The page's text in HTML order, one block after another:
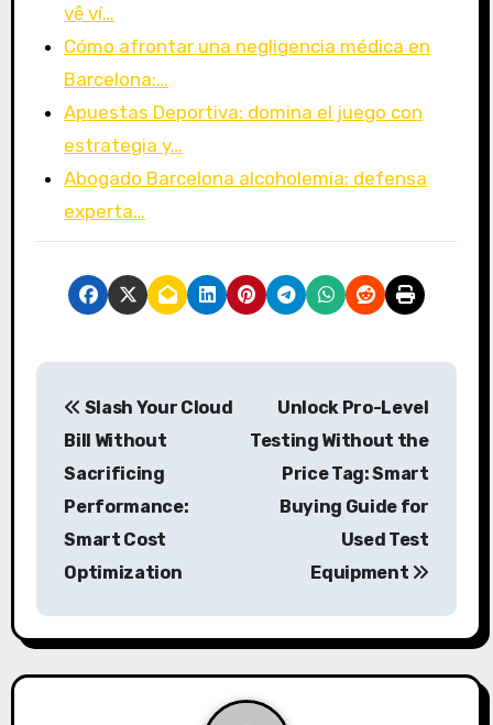
vệ ví…
Cómo afrontar una negligencia médica en
Barcelona:…
Apuestas Deportiva: domina el juego con
estrategia y…
Abogado Barcelona alcoholemia: defensa
experta…
P
a
v
Slash Your Cloud
Bill Without
Sacrificing
Performance:
Smart Cost
Optimization
Unlock Pro-Level
Testing Without the
Price Tag: Smart
Buying Guide for
Used Test
Equipment